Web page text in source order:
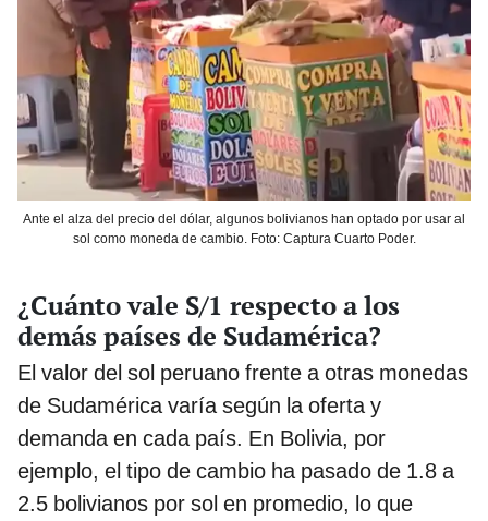
Ante el alza del precio del dólar, algunos bolivianos han optado por usar al
sol como moneda de cambio. Foto: Captura Cuarto Poder.
¿Cuánto vale S/1 respecto a los
demás países de Sudamérica?
El valor del sol peruano frente a otras monedas
de Sudamérica varía según la oferta y
demanda en cada país. En Bolivia, por
ejemplo, el tipo de cambio ha pasado de 1.8 a
2.5 bolivianos por sol en promedio, lo que